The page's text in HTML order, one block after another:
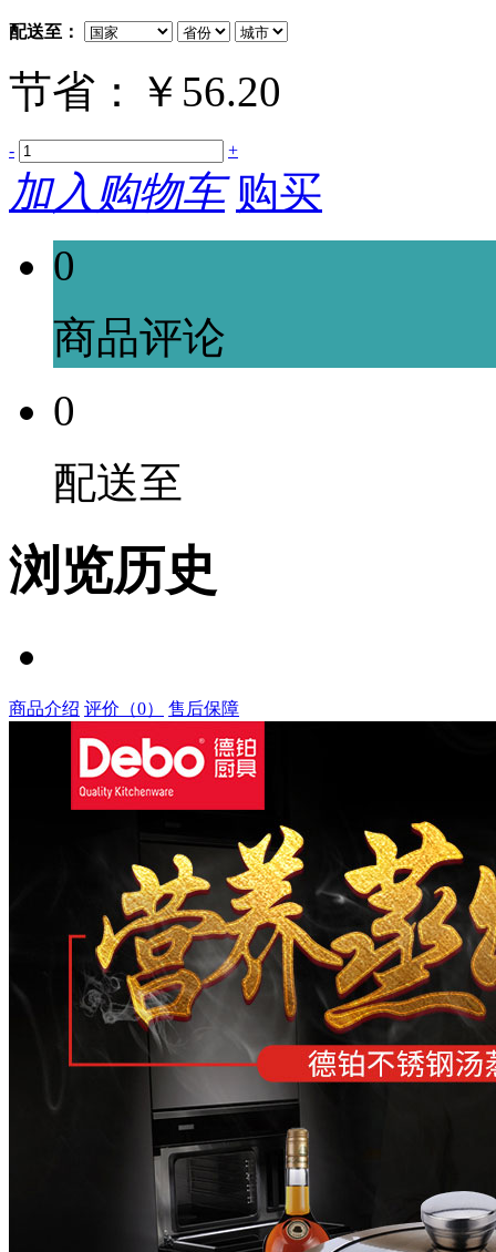
配送至：
节省：￥56.20
- +
加入购物车 购买
0
商品评论
0
配送至
浏览历史
商品介绍 评价（0） 售后保障